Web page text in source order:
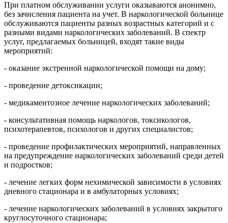
При платном обслуживании услуги оказываются анонимно,
без зачисления пациента на учет. В наркологической больнице
обслуживаются пациенты разных возрастных категорий и с
разными видами наркологических заболеваний. В спектр
услуг, предлагаемых больницей, входят такие виды
мероприятий:
- оказание экстренной наркологической помощи на дому;
- проведение детоксикации;
- медикаментозное лечение наркологических заболеваний;
- консультативная помощь наркологов, токсикологов,
психотерапевтов, психологов и других специалистов;
- проведение профилактических мероприятий, направленных
на предупреждение наркологических заболеваний среди детей
и подростков;
- лечение легких форм нехимической зависимости в условиях
дневного стационара и в амбулаторных условиях;
- лечение наркологических заболеваний в условиях закрытого
круглосуточного стационара;